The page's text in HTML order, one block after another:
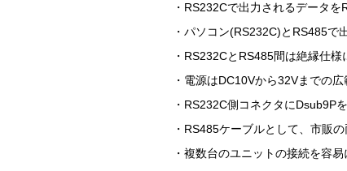
・RS232Cで出力されるデータ
・パソコン(RS232C)とRS485で
・RS232CとRS485間は絶縁仕
・電源はDC10Vから32Vまでの
・RS232C側コネクタにDsub9P
・RS485ケーブルとして、市販
・複数台のユニットの接続を容